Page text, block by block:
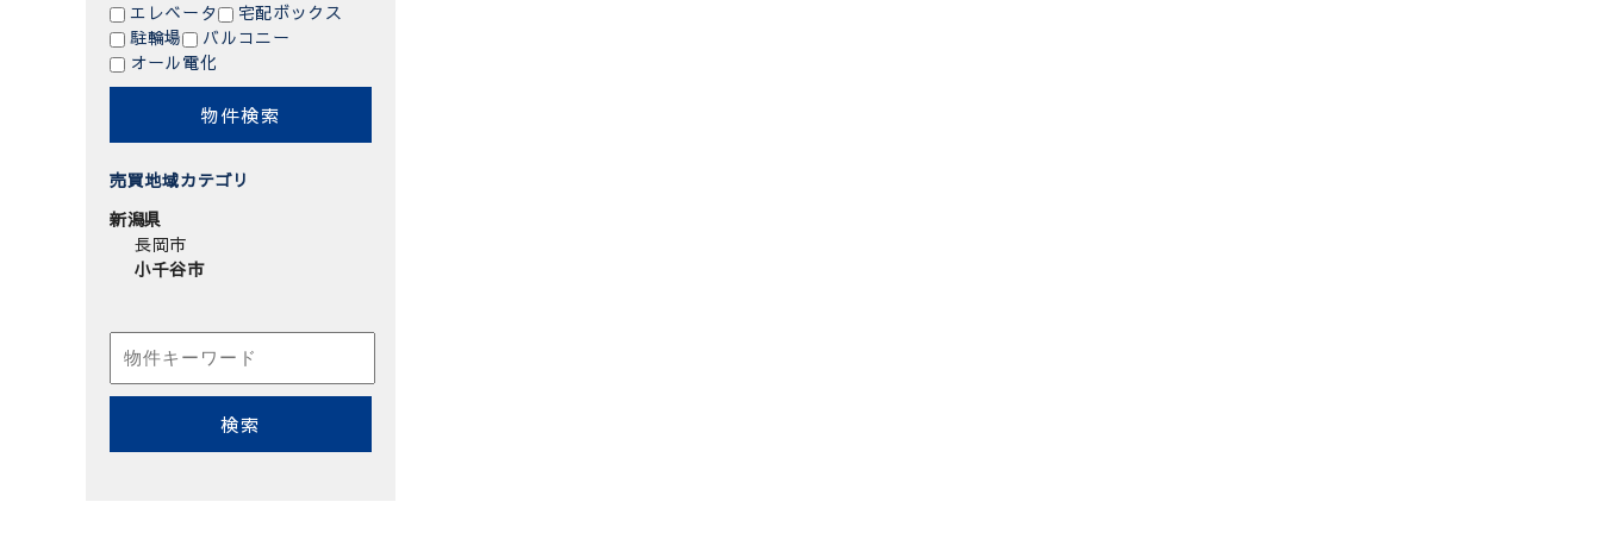
エレベータ
宅配ボックス
駐輪場
バルコニー
オール電化
売買地域カテゴリ
新潟県
長岡市
小千谷市